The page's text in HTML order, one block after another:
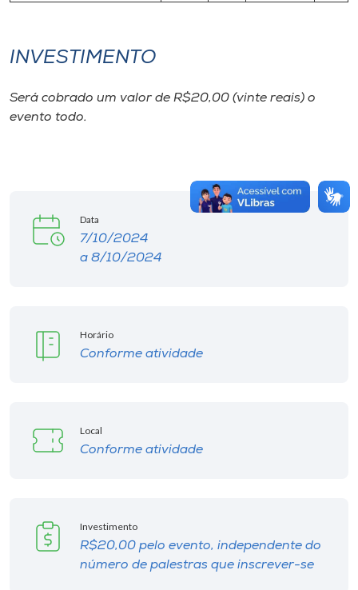
INVESTIMENTO
Será cobrado um valor de R$20,00 (vinte reais) o
evento todo.
Data
7/10/2024
a 8/10/2024
Horário
Conforme atividade
Local
Conforme atividade
Investimento
R$20,00 pelo evento, independente do
número de palestras que inscrever-se